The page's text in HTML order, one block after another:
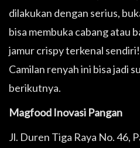
dilakukan dengan serius,
bisa membuka cabang atau
jamur crispy terkenal
Camilan renyah ini bisa jadi
berikutnya.
Magfood Inovasi Pangan
Jl. Duren Tiga Raya No. 46,